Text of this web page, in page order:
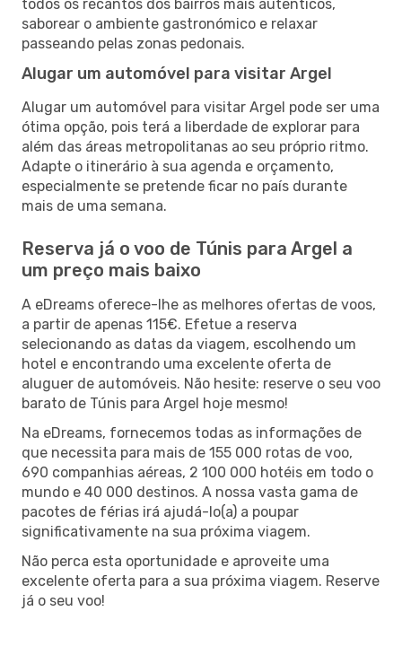
todos os recantos dos bairros mais autênticos,
saborear o ambiente gastronómico e relaxar
passeando pelas zonas pedonais.
Alugar um automóvel para visitar Argel
Alugar um automóvel para visitar Argel pode ser uma
ótima opção, pois terá a liberdade de explorar para
além das áreas metropolitanas ao seu próprio ritmo.
Adapte o itinerário à sua agenda e orçamento,
especialmente se pretende ficar no país durante
mais de uma semana.
Reserva já o voo de Túnis para Argel a
um preço mais baixo
A eDreams oferece-lhe as melhores ofertas de voos,
a partir de apenas 115€. Efetue a reserva
selecionando as datas da viagem, escolhendo um
hotel e encontrando uma excelente oferta de
aluguer de automóveis. Não hesite: reserve o seu voo
barato de Túnis para Argel hoje mesmo!
Na eDreams, fornecemos todas as informações de
que necessita para mais de 155 000 rotas de voo,
690 companhias aéreas, 2 100 000 hotéis em todo o
mundo e 40 000 destinos. A nossa vasta gama de
pacotes de férias irá ajudá-lo(a) a poupar
significativamente na sua próxima viagem.
Não perca esta oportunidade e aproveite uma
excelente oferta para a sua próxima viagem. Reserve
já o seu voo!